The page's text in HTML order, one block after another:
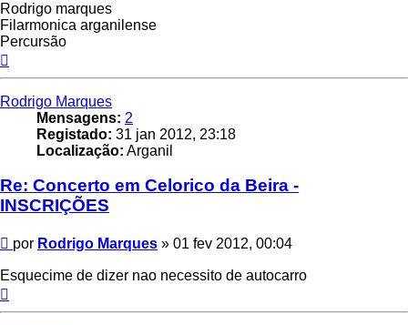
Rodrigo marques
Filarmonica arganilense
Percursão
Rodrigo Marques
Mensagens: 2
Registado: 31 jan 2012, 23:18
Localização: Arganil
Re: Concerto em Celorico da Beira -
INSCRIÇÕES
Mensagem
por Rodrigo Marques » 01 fev 2012, 00:04
Esquecime de dizer nao necessito de autocarro